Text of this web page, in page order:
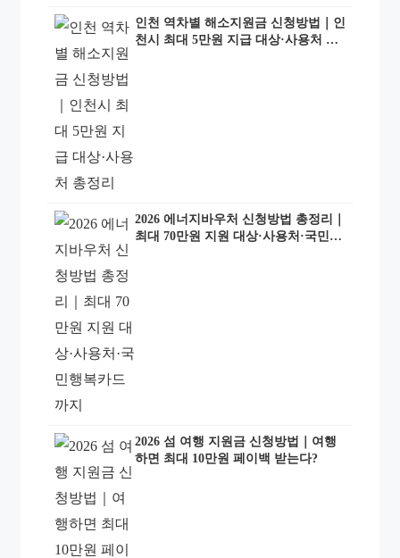
인천 역차별 해소지원금 신청방법｜인
천시 최대 5만원 지급 대상·사용처 총
2026 에너지바우처 신청방법 총정리｜
최대 70만원 지원 대상·사용처·국민행
2026 섬 여행 지원금 신청방법｜여행
하면 최대 10만원 페이백 받는다?